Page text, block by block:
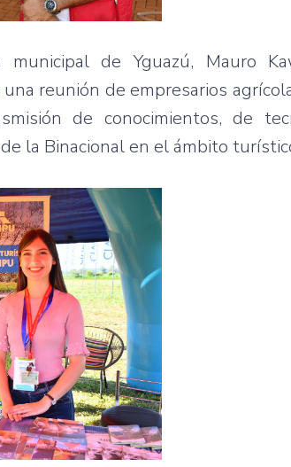
de Yguazú, Mauro
reunión de empresarios
de conocimientos, de
la Binacional en el ámbito